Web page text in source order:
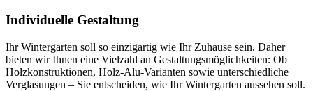
Individuelle Gestaltung
Ihr Wintergarten soll so einzigartig wie Ihr Zuhause sein. Daher
bieten wir Ihnen eine Vielzahl an Gestaltungsmöglichkeiten: Ob
Holzkonstruktionen, Holz-Alu-Varianten sowie unterschiedliche
Verglasungen – Sie entscheiden, wie Ihr Wintergarten aussehen soll.